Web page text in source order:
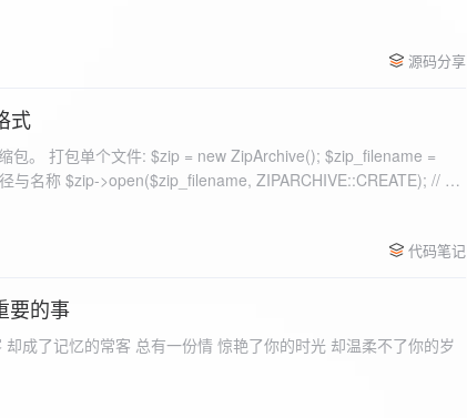
源码分享
式
包。 打包单个文件: $zip = new ZipArchive(); $zip_filename =
// 打
也就是原文件所在的路径 $zip-
缩包 //遍历文件 foreach($fileList as
@param $path 文件夹路径 * @param $zip zip 对象 */ function
代码笔记
要的事
成了记忆的常客 总有一份情 惊艳了你的时光 却温柔不了你的岁